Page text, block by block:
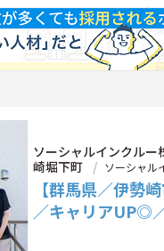
ソーシャルインクル
崎堀下町
ソーシャル
【群馬県／伊勢
／キャリアUP◎